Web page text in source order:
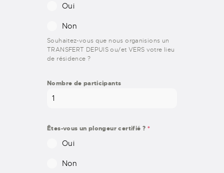
Oui
Non
Souhaitez-vous que nous organisions un
TRANSFERT DEPUIS ou/et VERS votre lieu
de résidence ?
Nombre de participants
Êtes-vous un plongeur certifié ? *
Oui
Non